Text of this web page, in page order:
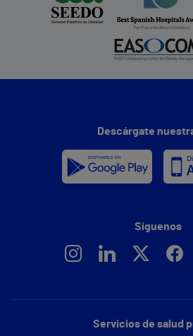
Servicios de salud
Descárgate
Síguenos